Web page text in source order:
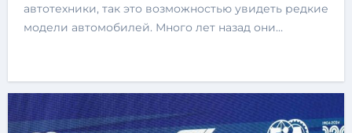
автотехники, так это возможностью увидеть редкие
модели автомобилей. Много лет назад они…